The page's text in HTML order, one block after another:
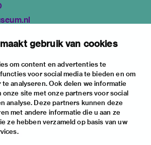
gebruik van cookies
om content en advertenties te
voor social media te bieden en om
analyseren. Ook delen we informatie
onze site met onze partners voor social
analyse. Deze partners kunnen deze
met andere informatie die u aan ze
ze hebben verzameld op basis van uw